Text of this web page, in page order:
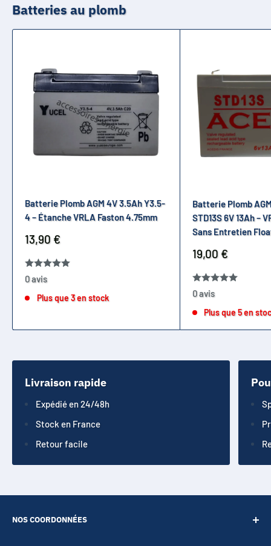
Batteries au plomb
Batterie Plomb AGM 4V 3.5Ah Y3.5-
4 – Étanche VRLA Faston 4.75mm
Prix
réduit
13,90 €
0 avis
Plus que 3 en stock
Batterie Plomb
STD13S 6V 13Ah –
Sans Entretien
Prix
réduit
19,00 €
0 avis
Plus que 5 en
Livraison rapide
Expédié en 24/48h
Stock en France
Retour facile
NOS COORDONNÉES